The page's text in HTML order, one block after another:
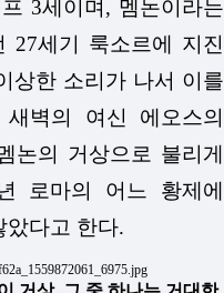
3세이며, 멤논이라는
27세기 룩소르에 지진
상한 소리가 나서 이를
벽의 여신 에오스의
논의 거상으로 불리게
로마의 어느 황제에
았다고 한다.